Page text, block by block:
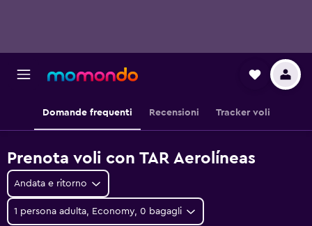
Domande frequenti Recensioni Tracker voli
Prenota voli con TAR Aerolíneas
Andata e ritorno
1 persona adulta, Economy, 0 bagagli